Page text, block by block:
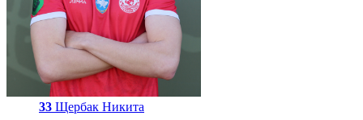
33 Щербак Никита